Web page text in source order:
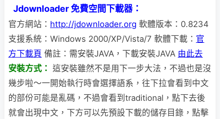
Jdownloader 免費空間下載器：
官方網站： http://jdownloader.org 軟體版本：0.8234
支援系統：Windows 2000/XP/Vista/7 軟體下載： 官
方下載頁 備註：需安裝JAVA，下載安裝JAVA 由此去
安裝方式： 這安裝雖然不是用下一步大法，不過也是沒
幾步啦～一開始執行時會選擇語系，往下拉會看到中文
的部份可能是亂碼，不過會看到traditional，點下去後
就會出現中文，下方可以先預設下載的儲存目錄，點擊